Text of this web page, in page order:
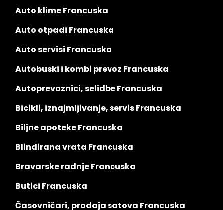
Auto klime Francuska
Auto otpadi Francuska
Auto servisi Francuska
Autobuski i kombi prevoz Francuska
Autoprevoznici, selidbe Francuska
Bicikli, iznajmljivanje, servis Francuska
Biljne apoteke Francuska
Blindirana vrata Francuska
Bravarske radnje Francuska
Butici Francuska
Časovničari, prodaja satova Francuska